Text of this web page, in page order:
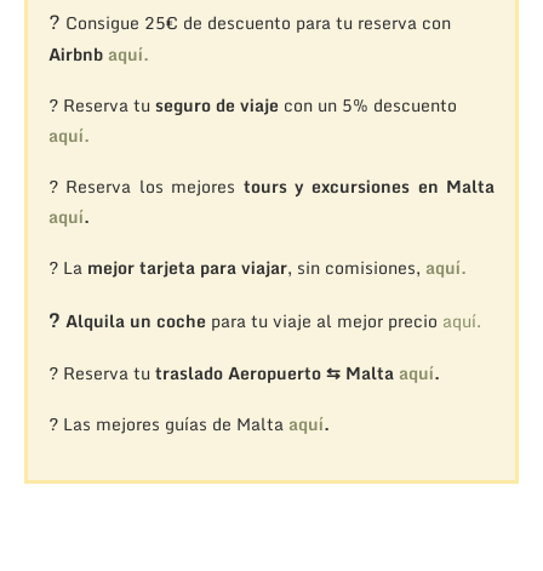
? Consigue 25€ de descuento para tu reserva con
Airbnb aquí.
? Reserva tu seguro de viaje con un 5% descuento
aquí.
? Reserva los mejores tours y excursiones en Malta
aquí.
? La mejor tarjeta para viajar, sin comisiones, aquí.
? Alquila un coche para tu viaje al mejor precio aquí.
? Reserva tu traslado Aeropuerto ⇆ Malta aquí.
? Las mejores guías de Malta aquí.